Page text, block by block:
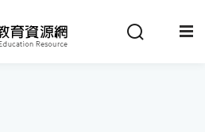
Sign up